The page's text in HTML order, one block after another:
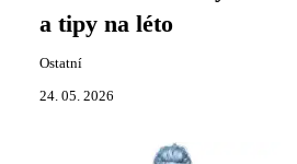
a tipy na léto
Ostatní
24. 05. 2026